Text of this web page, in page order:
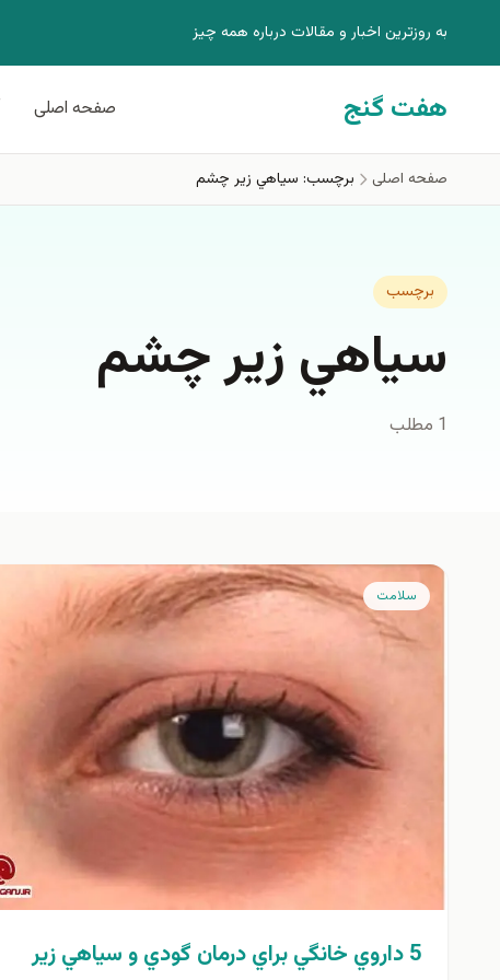
به روزترين اخبار و مقالات درباره همه چيز
هفت گنج صفحه اصلی
صفحه اصلی برچسب: سياهي زير چشم
برچسب
سياهي زير چشم
1 مطلب
سلامت
5 داروي خانگي براي درمان گودي و سياهي زير